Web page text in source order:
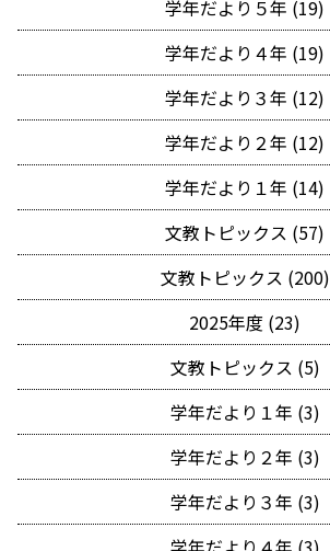
学年だより５年 (19)
学年だより４年 (19)
学年だより３年 (12)
学年だより２年 (12)
学年だより１年 (14)
文教トピックス (57)
文教トピックス (200)
2025年度 (23)
文教トピックス (5)
学年だより１年 (3)
学年だより２年 (3)
学年だより３年 (3)